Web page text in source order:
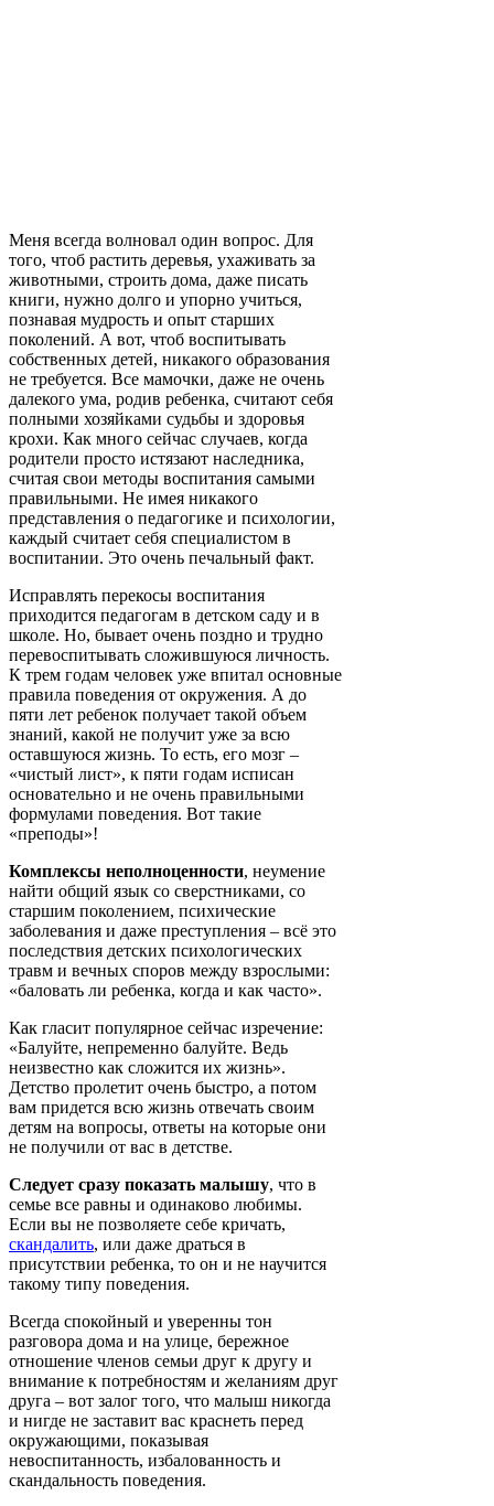
Меня всегда волновал один вопрос. Для
того, чтоб растить деревья, ухаживать за
животными, строить дома, даже писать
книги, нужно долго и упорно учиться,
познавая мудрость и опыт старших
поколений. А вот, чтоб воспитывать
собственных детей, никакого образования
не требуется. Все мамочки, даже не очень
далекого ума, родив ребенка, считают себя
полными хозяйками судьбы и здоровья
крохи. Как много сейчас случаев, когда
родители просто истязают наследника,
считая свои методы воспитания самыми
правильными. Не имея никакого
представления о педагогике и психологии,
каждый считает себя специалистом в
воспитании. Это очень печальный факт.
Исправлять перекосы воспитания
приходится педагогам в детском саду и в
школе. Но, бывает очень поздно и трудно
перевоспитывать сложившуюся личность.
К трем годам человек уже впитал основные
правила поведения от окружения. А до
пяти лет ребенок получает такой объем
знаний, какой не получит уже за всю
оставшуюся жизнь. То есть, его мозг –
«чистый лист», к пяти годам исписан
основательно и не очень правильными
формулами поведения. Вот такие
«преподы»!
Комплексы неполноценности, неумение
найти общий язык со сверстниками, со
старшим поколением, психические
заболевания и даже преступления – всё это
последствия детских психологических
травм и вечных споров между взрослыми:
«баловать ли ребенка, когда и как часто».
Как гласит популярное сейчас изречение:
«Балуйте, непременно балуйте. Ведь
неизвестно как сложится их жизнь».
Детство пролетит очень быстро, а потом
вам придется всю жизнь отвечать своим
детям на вопросы, ответы на которые они
не получили от вас в детстве.
Следует сразу показать малышу, что в
семье все равны и одинаково любимы.
Если вы не позволяете себе кричать,
скандалить, или даже драться в
присутствии ребенка, то он и не научится
такому типу поведения.
Всегда спокойный и уверенны тон
разговора дома и на улице, бережное
отношение членов семьи друг к другу и
внимание к потребностям и желаниям друг
друга – вот залог того, что малыш никогда
и нигде не заставит вас краснеть перед
окружающими, показывая
невоспитанность, избалованность и
скандальность поведения.